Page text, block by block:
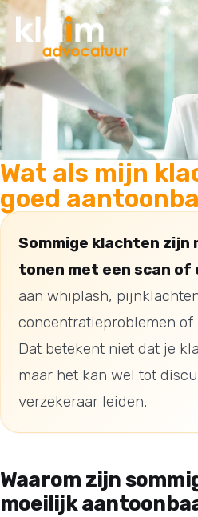
Wat als mijn
goed
Sommige klachten zijn
tonen met een scan of
aan whiplash,
concentratieproblemen
Dat betekent niet dat je
maar het kan wel tot
verzekeraar leiden.
Waarom zijn
moeilijk